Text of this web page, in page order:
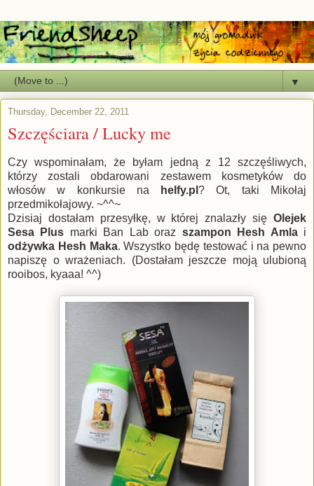
▼
Thursday, December 22, 2011
Szczęściara / Lucky me
Czy wspominałam, że byłam jedną z 12 szczęśliwych,
którzy zostali obdarowani zestawem kosmetyków do
włosów w konkursie na
helfy.pl? Ot, taki Mikołaj
przedmikołajowy. ~^^~
Dzisiaj dostałam przesyłkę, w której znalazły się Olejek
Sesa Plus marki Ban Lab oraz szampon Hesh Amlai
odżywka Hesh Maka. Wszystko będę testować i na pewno
napiszę o wrażeniach. (Dostałam jeszcze moją ulubioną
rooibos, kyaaa! ^^)